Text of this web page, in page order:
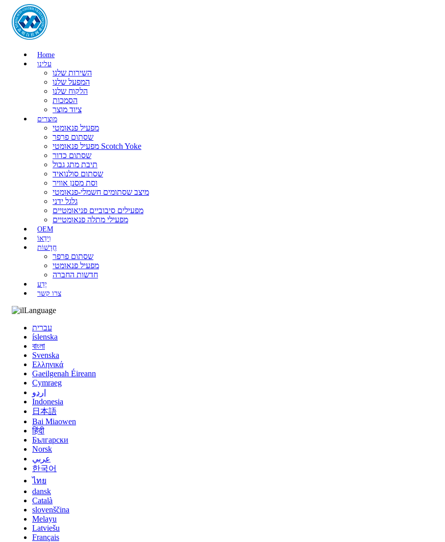
Home
עלינו
השירות שלנו
המפעל שלנו
הלקוח שלנו
הסמכות
ציוד מוצר
מוצרים
מפעיל פנאומטי
שסתום פרפר
מפעיל פנאומטי Scotch Yoke
שסתום כדור
תיבת מתג גבול
שסתום סולנואיד
וסת מסנן אוויר
מיצב שסתומים חשמלי-פנאומטי
גלגל ידני
מפעילים סיבוביים פניאומטיים
מפעילי מתלה פנאומטיים
OEM
וִידֵאוֹ
חֲדָשׁוֹת
שסתום פרפר
מפעיל פנאומטי
חדשות החברה
יֶדַע
צרו קשר
Language
עברית
íslenska
বাংলা
Svenska
Ελληνικά
Gaeilgenah Éireann
Cymraeg
اردو
Indonesia
日本語
Bai Miaowen
हिंदी
Български
Norsk
عربي
한국어
ไทย
dansk
Català
slovenščina
Melayu
Latviešu
Français